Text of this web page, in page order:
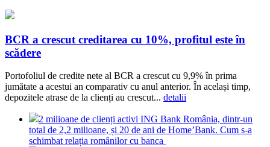
BCR a crescut creditarea cu 10%, profitul este în
scădere
Portofoliul de credite nete al BCR a crescut cu 9,9% în prima
jumătate a acestui an comparativ cu anul anterior. În același timp,
depozitele atrase de la clienți au crescut... detalii
2 milioane de clienți activi ING Bank România, dintr-un
total de 2,2 milioane, și 20 de ani de Home’Bank. Cum s-a
schimbat relația românilor cu banca